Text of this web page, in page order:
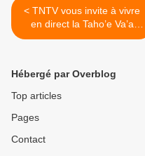
< TNTV vous invite à vivre
en direct la Taho’e Va’a
2026 !
Hébergé par Overblog
Top articles
Pages
Contact